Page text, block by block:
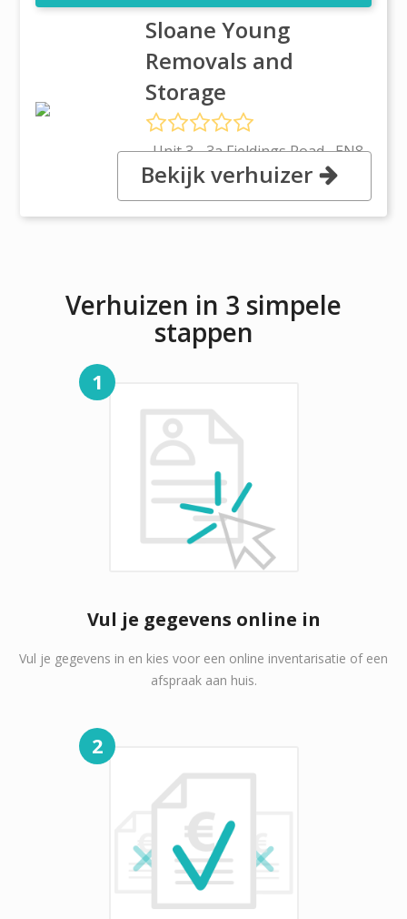
Sloane Young
Removals and
Storage
, Unit 3 - 3a Fieldings Road,, EN8
9TL Cheshunt, Waltham Cross,
Hertfordshire
Bekijk verhuizer
Verhuizen in 3 simpele
stappen
1
Vul je gegevens online in
Vul je gegevens in en kies voor een online inventarisatie of een
afspraak aan huis.
2